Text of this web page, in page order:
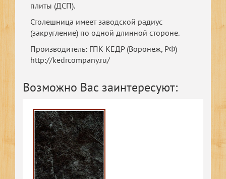
плиты (ДСП).
Столешница имеет заводской радиус
(закругление) по одной длинной стороне.
Производитель: ГПК КЕДР (Воронеж, РФ)
http://kedrcompany.ru/
Возможно Вас заинтересуют: